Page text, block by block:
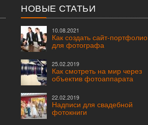
НОВЫЕ СТАТЬИ
10.08.2021
Как создать сайт-портфолио
для фотографа
25.02.2019
Как смотреть на мир через
объектив фотоаппарата
22.02.2019
Надписи для свадебной
фотокниги